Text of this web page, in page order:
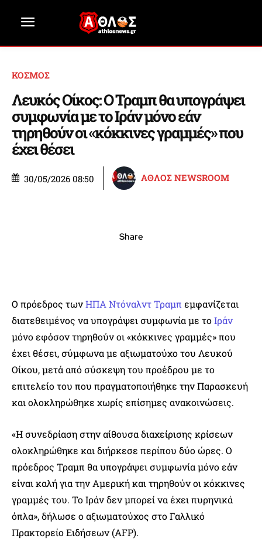
ΚΟΣΜΟΣ
Λευκός Οίκος: Ο Τραμπ θα υπογράψει
συμφωνία με το Ιράν μόνο εάν
τηρηθούν οι «κόκκινες γραμμές» που
έχει θέσει
30/05/2026 08:50 ΑΘΛΟΣ NEWSROOM
Share
Ο πρόεδρος τωνΗΠΑ Ντόναλντ Τραμπ εμφανίζεται
διατεθειμένος να υπογράψει συμφωνία με τοΙράν
μόνο εφόσον τηρηθούν οι «κόκκινες γραμμές» που
έχει θέσει, σύμφωνα με αξιωματούχο του Λευκού
Οίκου, μετά από σύσκεψη του προέδρου με το
επιτελείο του που πραγματοποιήθηκε την Παρασκευή
και ολοκληρώθηκε χωρίς επίσημες ανακοινώσεις.
«Η συνεδρίαση στην αίθουσα διαχείρισης κρίσεων
ολοκληρώθηκε και διήρκεσε περίπου δύο ώρες. Ο
πρόεδρος Τραμπ θα υπογράψει συμφωνία μόνο εάν
είναι καλή για την Αμερική και τηρηθούν οι κόκκινες
γραμμές του. Το Ιράν δεν μπορεί να έχει πυρηνικά
όπλα», δήλωσε ο αξιωματούχος στο Γαλλικό
Πρακτορείο Ειδήσεων (AFP).